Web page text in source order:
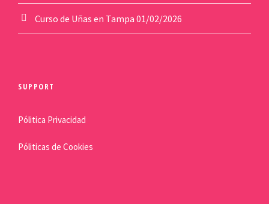
Curso de Uñas en Tampa 01/02/2026
SUPPORT
Pólitica Privacidad
Póliticas de Cookies